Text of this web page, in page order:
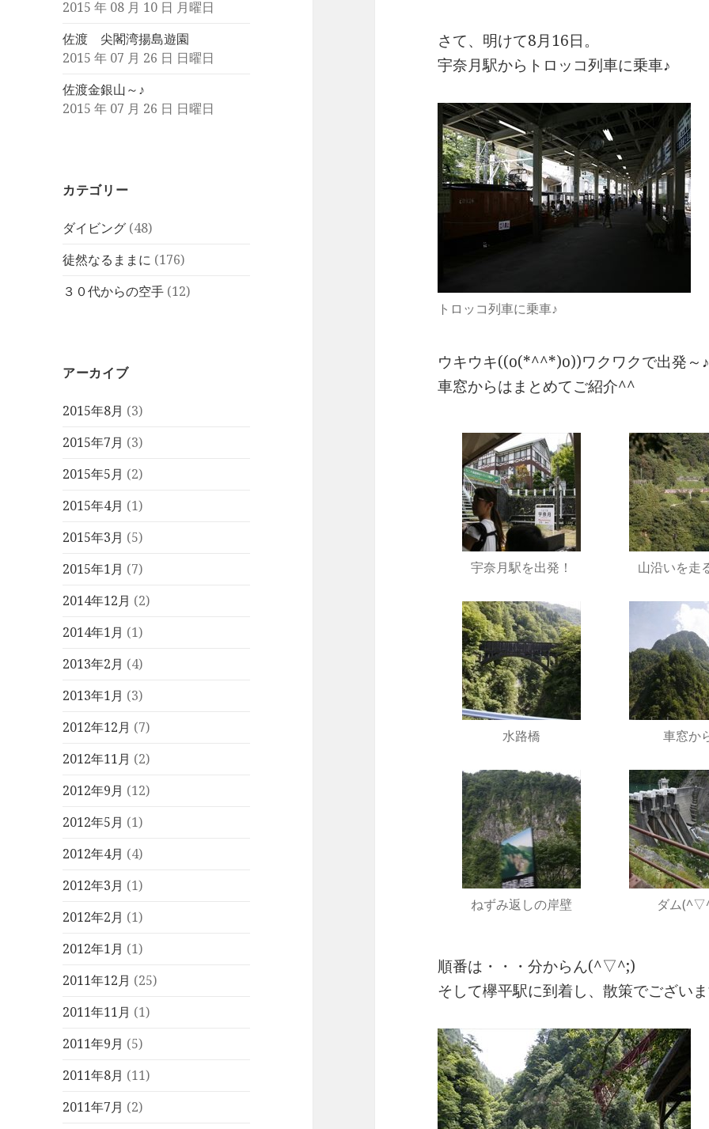
2015 年 08 月 10 日 月曜日
佐渡 尖閣湾揚島遊園
2015 年 07 月 26 日 日曜日
佐渡金銀山～♪
2015 年 07 月 26 日 日曜日
カテゴリー
ダイビング (48)
徒然なるままに (176)
３０代からの空手 (12)
アーカイブ
2015年8月 (3)
2015年7月 (3)
2015年5月 (2)
2015年4月 (1)
2015年3月 (5)
2015年1月 (7)
2014年12月 (2)
2014年1月 (1)
2013年2月 (4)
2013年1月 (3)
2012年12月 (7)
2012年11月 (2)
2012年9月 (12)
2012年5月 (1)
2012年4月 (4)
2012年3月 (1)
2012年2月 (1)
2012年1月 (1)
2011年12月 (25)
2011年11月 (1)
2011年9月 (5)
2011年8月 (11)
2011年7月 (2)
さて、明けて8月16日。
宇奈月駅からトロッコ列車に乗車♪
トロッコ列車に乗車♪
ウキウキ((o(*^^*)o))ワクワクで出発～
車窓からはまとめてご紹介^^
宇奈月駅を出発！ 山沿いを走
水路橋 車窓か
ねずみ返しの岸壁 ダム
順番は・・・分からん(^▽^;)
そして欅平駅に到着し、散策でござい